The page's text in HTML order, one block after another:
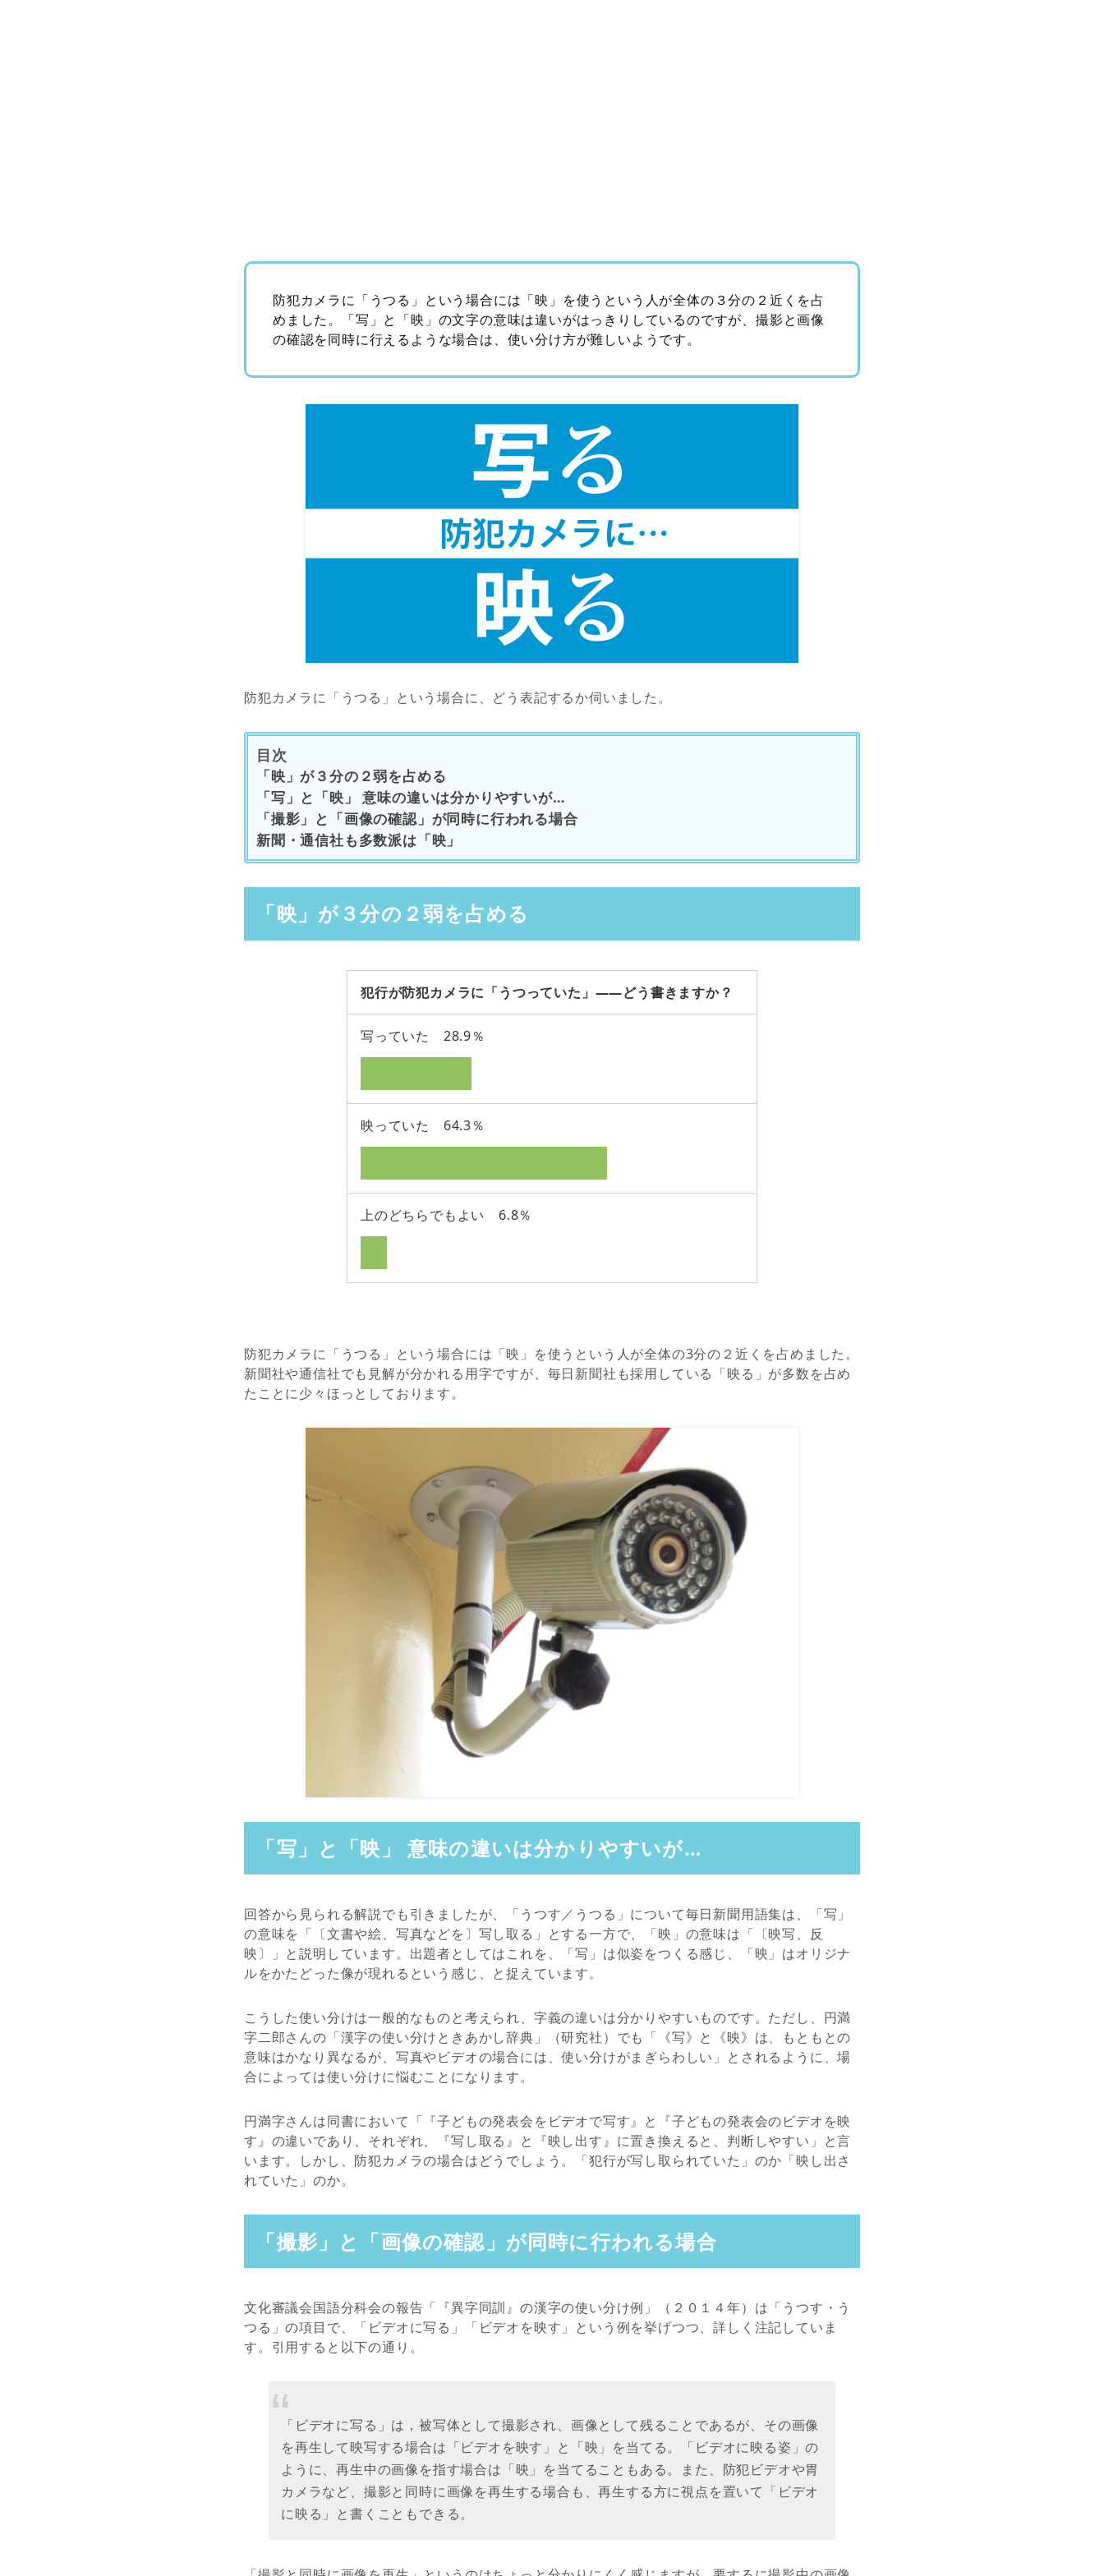
防犯カメラに「うつる」という場合には「映」を使うという人が全体の３分の２近くを占
めました。「写」と「映」の文字の意味は違いがはっきりしているのですが、撮影と画像
の確認を同時に行えるような場合は、使い分け方が難しいようです。
防犯カメラに「うつる」という場合に、どう表記するか伺いました。
目次
「映」が３分の２弱を占める
「写」と「映」 意味の違いは分かりやすいが…
「撮影」と「画像の確認」が同時に行われる場合
新聞・通信社も多数派は「映」
「映」が３分の２弱を占める
犯行が防犯カメラに「うつっていた」――どう書きますか？
写っていた 28.9％
映っていた 64.3％
上のどちらでもよい 6.8％
防犯カメラに「うつる」という場合には「映」を使うという人が全体の3分の２近くを占めました。
新聞社や通信社でも見解が分かれる用字ですが、毎日新聞社も採用している「映る」が多数を占め
たことに少々ほっとしております。
「写」と「映」 意味の違いは分かりやすいが…
回答から見られる解説でも引きましたが、「うつす／うつる」について毎日新聞用語集は、「写」
の意味を「〔文書や絵、写真などを〕写し取る」とする一方で、「映」の意味は「〔映写、反
映〕」と説明しています。出題者としてはこれを、「写」は似姿をつくる感じ、「映」はオリジナ
ルをかたどった像が現れるという感じ、と捉えています。
こうした使い分けは一般的なものと考えられ、字義の違いは分かりやすいものです。ただし、円満
字二郎さんの「漢字の使い分けときあかし辞典」（研究社）でも「《写》と《映》は、もともとの
意味はかなり異なるが、写真やビデオの場合には、使い分けがまぎらわしい」とされるように、場
合によっては使い分けに悩むことになります。
円満字さんは同書において「『子どもの発表会をビデオで写す』と『子どもの発表会のビデオを映
す』の違いであり、それぞれ、『写し取る』と『映し出す』に置き換えると、判断しやすい」と言
います。しかし、防犯カメラの場合はどうでしょう。「犯行が写し取られていた」のか「映し出さ
れていた」のか。
「撮影」と「画像の確認」が同時に行われる場合
文化審議会国語分科会の報告「『異字同訓』の漢字の使い分け例」（２０１４年）は「うつす・う
つる」の項目で、「ビデオに写る」「ビデオを映す」という例を挙げつつ、詳しく注記していま
す。引用すると以下の通り。
「ビデオに写る」は，被写体として撮影され、画像として残ることであるが、その画像
を再生して映写する場合は「ビデオを映す」と「映」を当てる。「ビデオに映る姿」の
ように、再生中の画像を指す場合は「映」を当てることもある。また、防犯ビデオや胃
カメラなど、撮影と同時に画像を再生する場合も、再生する方に視点を置いて「ビデオ
に映る」と書くこともできる。